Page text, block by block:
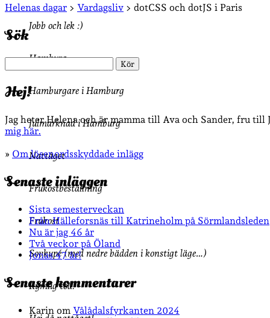
Sidopanel
Helenas dagar > Vardagsliv > dotCSS och dotJS i Paris
Sök
Hej!
Jag heter Helena och är mamma till Ava och Sander, fru
mig här.
» Om lösenordsskyddade inlägg
Senaste inläggen
Sista semesterveckan
Från Hälleforsnäs till Katrineholm på Sörmlandsleden
Nu är jag 46 år
Två veckor på Öland
Jonas 47 år!
Senaste kommentarer
Karin om Vålådalsfyrkanten 2024
Jobb och lek :)
Hamburg
Hamburgare i Hamburg
Julmarknad i Hamburg
Nattåget
Frukostbeställning
Frukost
Sovkupé (med nedre bädden i konstigt läge…)
Rymlig toa!